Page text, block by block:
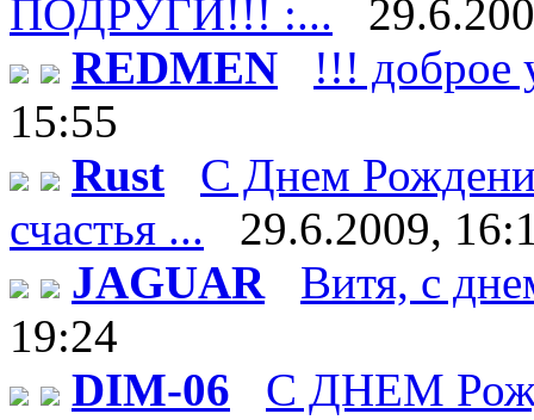
ПОДРУГИ!!! :...
REDMEN
!!! доброе
15:55
Rust
С Днем
счастья ...
29.6.2009,
JAGUAR
Витя, с
19:24
DIM-06
С ДНЕМ